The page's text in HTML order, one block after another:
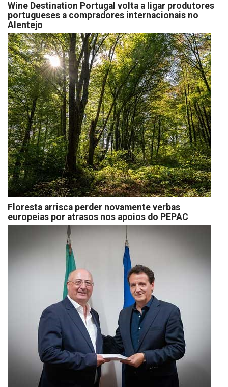
Wine Destination Portugal volta a ligar produtores
portugueses a compradores internacionais no
Alentejo
Floresta arrisca perder novamente verbas
europeias por atrasos nos apoios do PEPAC